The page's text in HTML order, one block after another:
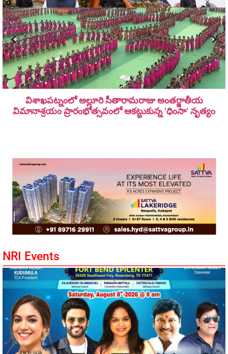
విశాఖపట్నంలో అల్లూరి సీతారామ‌రాజు అంత‌ర్జాతీయ
విమానాశ్ర‌యం ప్రారంభోత్సవంలో ఆకట్టుకున్న ‘ధింసా’ నృత్యం
NRI Events